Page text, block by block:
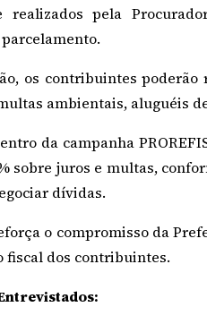
realizados pela
os contribuintes
ambientais, aluguéis
da campanha
sobre juros e multas,
dívidas.
o compromisso da
fiscal dos contribuintes.